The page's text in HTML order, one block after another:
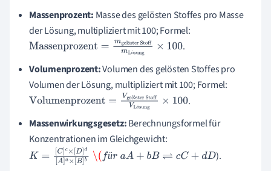
Massenprozent: Masse des gelösten Stoffes pro Masse
der Lösung, multipliziert mit 100; Formel:
ö
ö
Massenprozent=mgelöster
Stoff
100
.
Volumenprozent:Volumen des gelösten Stoffes pro
Volumen der Lösung, multipliziert mit 100; Formel:
ö
ö
Volumenprozent=Vgelöster
Stoff
Lösung
.
Massenwirkungsgesetz:Berechnungsformel für
Konzentrationen im Gleichgewicht:
ü
K= [C] c×[D]d[A]a ×[B]b\(für aA +bB ⇌cC+dD
).